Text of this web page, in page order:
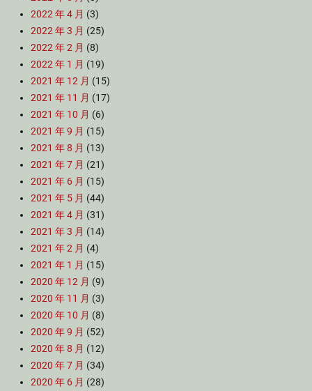
2022 年 4 月 (3)
2022 年 3 月 (25)
2022 年 2 月 (8)
2022 年 1 月 (19)
2021 年 12 月 (15)
2021 年 11 月 (17)
2021 年 10 月 (6)
2021 年 9 月 (15)
2021 年 8 月 (13)
2021 年 7 月 (21)
2021 年 6 月 (15)
2021 年 5 月 (44)
2021 年 4 月 (31)
2021 年 3 月 (14)
2021 年 2 月 (4)
2021 年 1 月 (15)
2020 年 12 月 (9)
2020 年 11 月 (3)
2020 年 10 月 (8)
2020 年 9 月 (52)
2020 年 8 月 (12)
2020 年 7 月 (34)
2020 年 6 月 (28)